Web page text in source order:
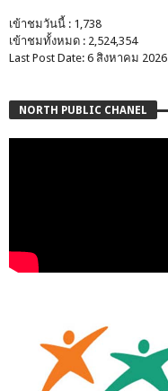
เข้าชมวันนี้ : 1,738
เข้าชมทั้งหมด : 2,524,354
Last Post Date: 6 สิงหาคม 2026
NORTH PUBLIC CHANEL